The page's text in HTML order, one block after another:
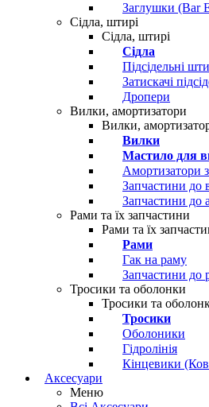
Заглушки (Bar
Сідла, штирі
Сідла, штирі
Сідла
Підсідельні
Затискачі
Дропери
Вилки, амортизатори
Вилки,
Вилки
Мастило для
Амортизатори
Запчастини до
Запчастини до
Рами та їх запчастини
Рами та їх
Рами
Гак на раму
Запчастини до
Тросики та оболонки
Тросики та
Тросики
Оболоники
Гідролінія
Кінцевики
Аксесуари
Меню